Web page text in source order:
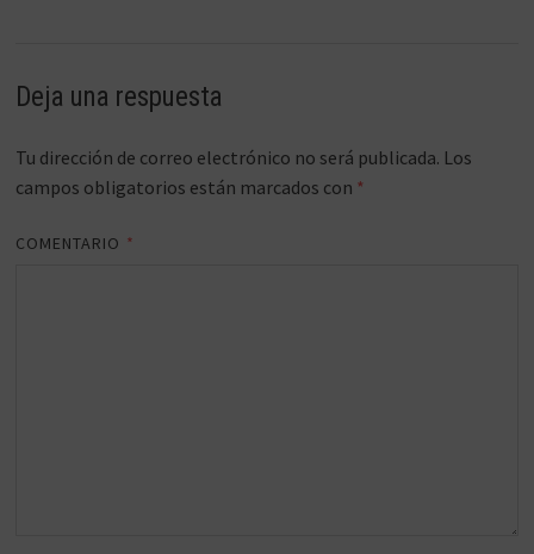
Deja una respuesta
Tu dirección de correo electrónico no será publicada. Los
campos obligatorios están marcados con *
COMENTARIO *